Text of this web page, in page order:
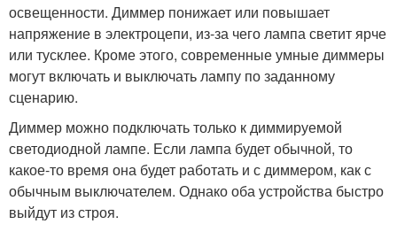
освещенности. Диммер понижает или повышает
напряжение в электроцепи, из-за чего лампа светит ярче
или тусклее. Кроме этого, современные умные диммеры
могут включать и выключать лампу по заданному
сценарию.
Диммер можно подключать только к диммируемой
светодиодной лампе. Если лампа будет обычной, то
какое-то время она будет работать и с диммером, как с
обычным выключателем. Однако оба устройства быстро
выйдут из строя.